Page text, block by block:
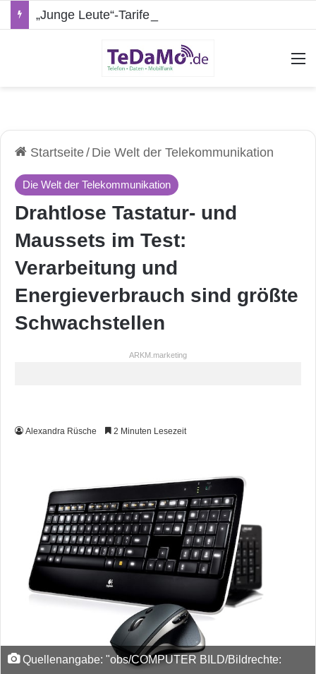
Startseite/ Die Welt der Telekommunikation
Die Welt der Telekommunikation
Drahtlose Tastatur- und
Maussets im Test:
Verarbeitung und
Energieverbrauch sind größte
Schwachstellen
ARKM.marketing
Alexandra Rüsche 2 Minuten Lesezeit
Quellenangabe: "obs/COMPUTER BILD/Bildrechte: